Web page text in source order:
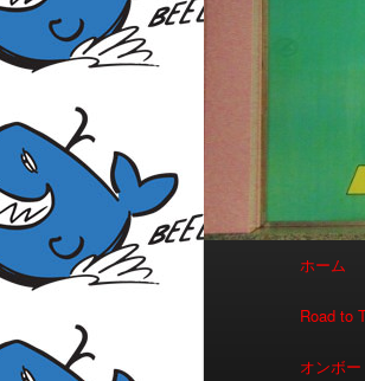
メイ
サブ
ホーム
Road to
オンボ